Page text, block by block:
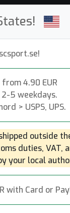
4.90 EUR
5 weekdays.
> USPS, UPS.
outside
duties, VAT,
your local
with Card or
Blue